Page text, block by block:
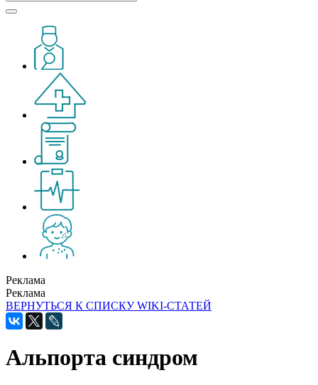
Реклама
Реклама
ВЕРНУТЬСЯ К СПИСКУ WIKI-СТАТЕЙ
Альпорта синдром